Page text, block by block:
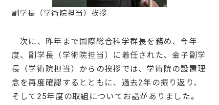
副学長（学術院担当）挨拶
次に、昨年まで国際総合科学群長を務め、今年
度、副学長（学術院担当）に着任された、金子副学
長（学術院担当）からの挨拶では、学術院の設置理
念を再度確認するとともに、過去2年の振り返り、
そして25年度の取組についてお話がありました。